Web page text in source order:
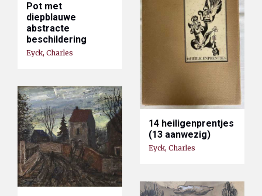
Pot met
diepblauwe
abstracte
beschildering
Eyck, Charles
14 heiligenprentjes
(13 aanwezig)
Eyck, Charles